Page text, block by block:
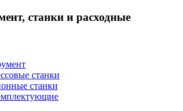
станки и расходные
станки
станки